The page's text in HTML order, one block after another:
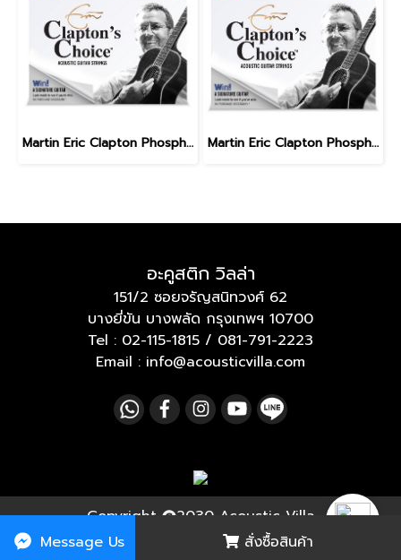
สั่งซื้อสินค้า
Message Us
Martin Eric Clapton Phosphor Bronze Medium 13-56 Martin Eric Clapton Phosphor Bronze Light 12-54
อะคูสติก วิลล่า
151/2 ซอยจรัญสนิทวงศ์ 62
บางยี่ขัน บางพลัด กรุงเทพฯ 10700
Tel : 02-115-1815 / 081-791-2223
Email : info@acousticvilla.com
Copyright 2030 Acoustic Villa
1,660